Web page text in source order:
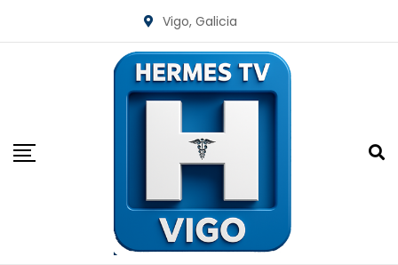
Vigo, Galicia